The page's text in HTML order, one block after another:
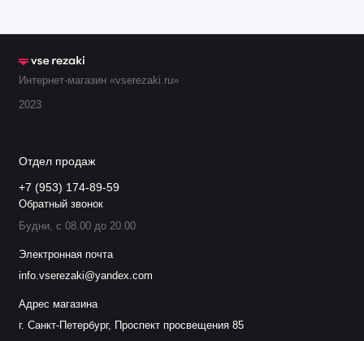
Интернет-магазин «vserezaki.ru»
2023
Отдел продаж
+7 (953) 174-89-59
Обратный звонок
Будни, с 08.00 до 20.00
Электронная почта
info.vserezaki@yandex.com
Адрес магазина
г. Санкт-Петербург, Проспект просвещения 85